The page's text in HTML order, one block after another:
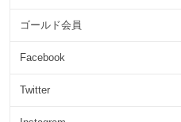
ゴールド会員
Facebook
Twitter